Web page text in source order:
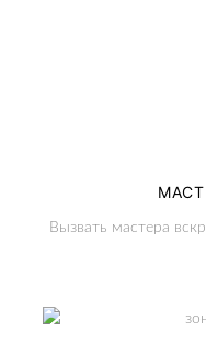
Вызвать мастера